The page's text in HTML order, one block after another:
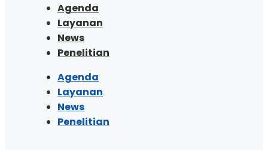
Agenda
Layanan
News
Penelitian
Agenda
Layanan
News
Penelitian